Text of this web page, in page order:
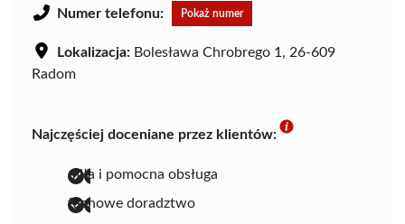
Numer telefonu: Pokaż numer
Lokalizacja: Bolesława Chrobrego 1, 26-609
Radom
Najczęściej doceniane przez klientów:
miła i pomocna obsługa
fachowe doradztwo